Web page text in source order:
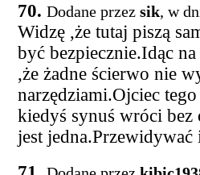
70. Dodane przez sik, w
Widzę ,że tutaj piszą
być bezpiecznie.Idąc
,że żadne ścierwo nie
narzędziami.Ojciec
kiedyś synuś wróci bez
jest jedna.Przewidywać